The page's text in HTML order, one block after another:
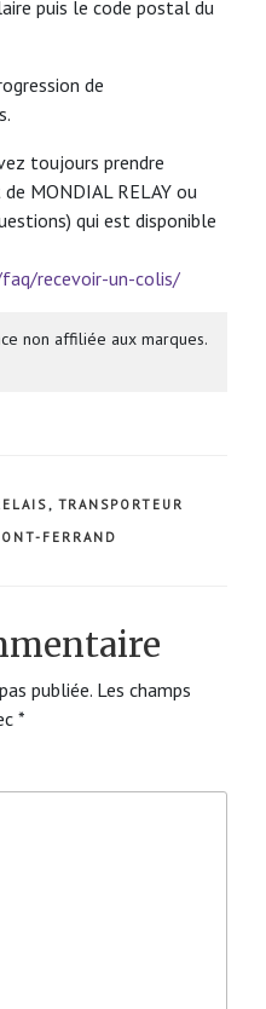
puis le code postal du
de
toujours prendre
MONDIAL RELAY ou
qui est disponible
recevoir-un-colis/
non affiliée aux marques.
, TRANSPORTEUR
FERRAND
publiée. Les champs
*